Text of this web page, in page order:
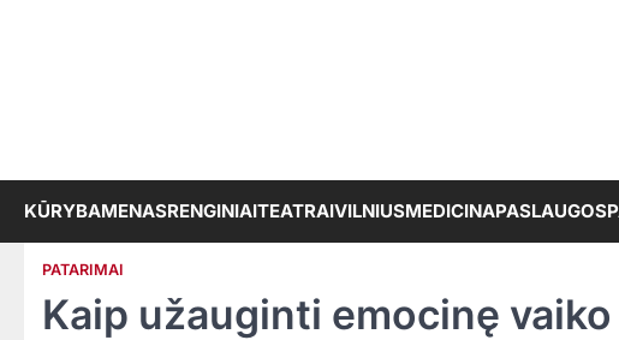
KŪRYBAMENASRENGINIAITEATRAIVILNIUSMEDICINAPASLAUGOS
PATARIMAI
Kaip užauginti emocinę